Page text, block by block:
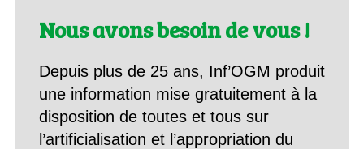
Nous avons besoin de vous !
Depuis plus de 25 ans, Inf’OGM produit
une information mise gratuitement à la
disposition de toutes et tous sur
l’artificialisation et l’appropriation du